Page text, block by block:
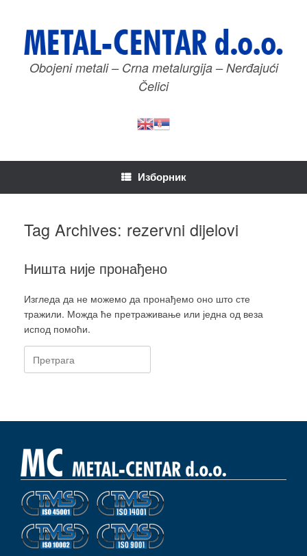
садржај
Obojeni metali – Crna metalurgija – Nerđajući
Čelici
Изборник
Tag Archives: rezervni dijelovi
Ништа није пронађено
Изгледа да не можемо да пронађемо оно што сте
тражили. Можда ће претраживање или једна од веза
испод помоћи.